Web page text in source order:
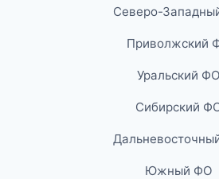
Северо-
Приволжский
Уральский ФО
Сибирский
Южный ФО